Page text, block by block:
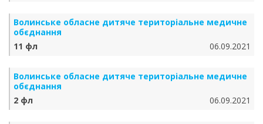
Волинське обласне дитяче територіальне медичне
обєднання
11 фл
06.09.2021
Волинське обласне дитяче територіальне медичне
обєднання
2 фл
06.09.2021